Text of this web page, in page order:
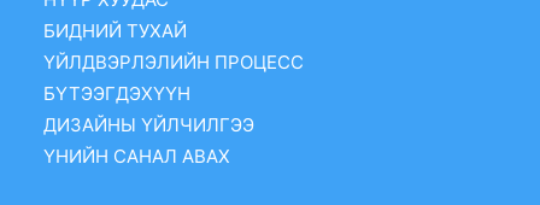
БИДНИЙ ТУХАЙ
ҮЙЛДВЭРЛЭЛИЙН ПРОЦЕСС
БҮТЭЭГДЭХҮҮН
ДИЗАЙНЫ ҮЙЛЧИЛГЭЭ
ҮНИЙН САНАЛ АВАХ